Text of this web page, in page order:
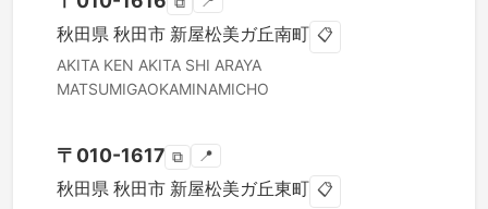
秋田県 秋田市 新屋松美ガ丘南町 📋
AKITA KEN AKITA SHI ARAYA
MATSUMIGAOKAMINAMICHO
〒 010-1617 ⧉ 📍
秋田県 秋田市 新屋松美ガ丘東町 📋